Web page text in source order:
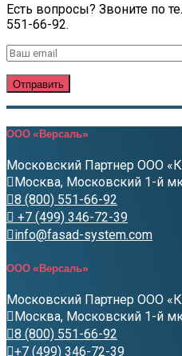
Есть вопросы? Звоните по
551-66-92.
ООО «Версаль»
Московский Партнер ООО
Москва, Московский 1-й
8 (800) 551-66-92
+7 (499) 346-72-39
info@fasad-system.com
ООО «Версаль»
Московский Партнер ООО
Москва, Московский 1-й
8 (800) 551-66-92
+7 (499) 346-72-39